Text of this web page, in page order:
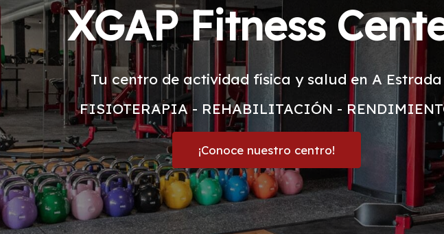
XGAP Fitness
Tu centro de actividad física y salud en A Estrada
FISIOTERAPIA - REHABILITACIÓN -
¡Conoce nuestro centro!